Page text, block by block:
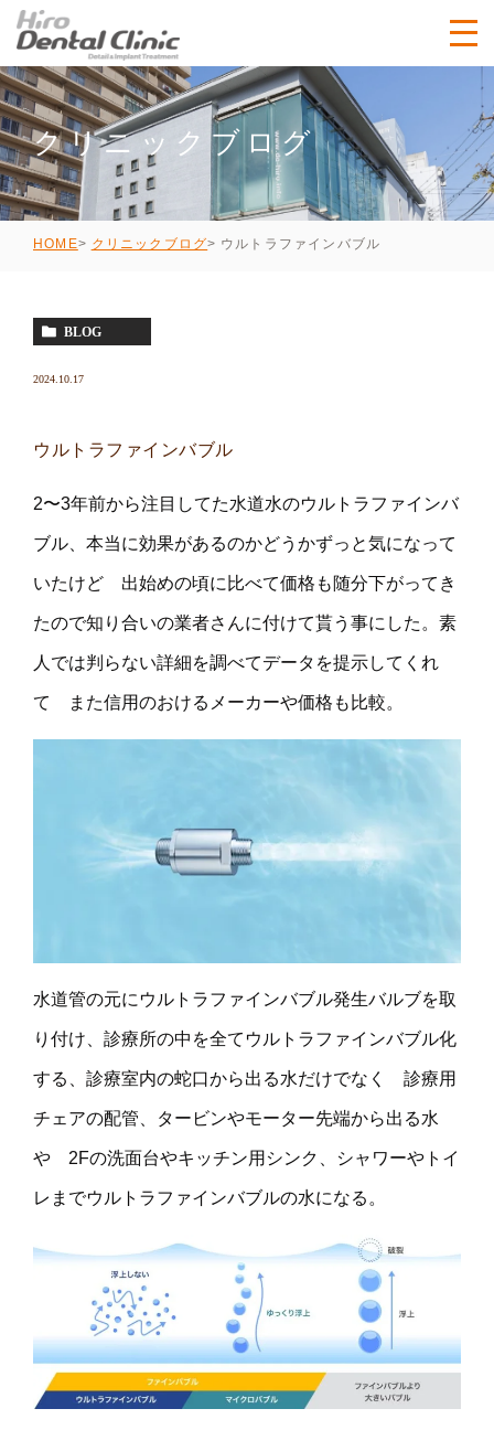
クリニックブログ
HOME クリニックブログ ウルトラファインバブル
BLOG
2024.10.17
ウルトラファインバブル
2〜3年前から注目してた水道水のウルトラファインバ
ブル、本当に効果があるのかどうかずっと気になって
いたけど 出始めの頃に比べて価格も随分下がってき
たので知り合いの業者さんに付けて貰う事にした。素
人では判らない詳細を調べてデータを提示してくれ
て また信用のおけるメーカーや価格も比較。
水道管の元にウルトラファインバブル発生バルブを取
り付け、診療所の中を全てウルトラファインバブル化
する、診療室内の蛇口から出る水だけでなく 診療用
チェアの配管、タービンやモーター先端から出る水
や 2Fの洗面台やキッチン用シンク、シャワーやトイ
レまでウルトラファインバブルの水になる。